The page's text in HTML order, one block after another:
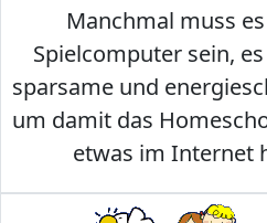
Manchmal muss
Spielcomputer sein,
sparsame und
um damit das
etwas im Internet